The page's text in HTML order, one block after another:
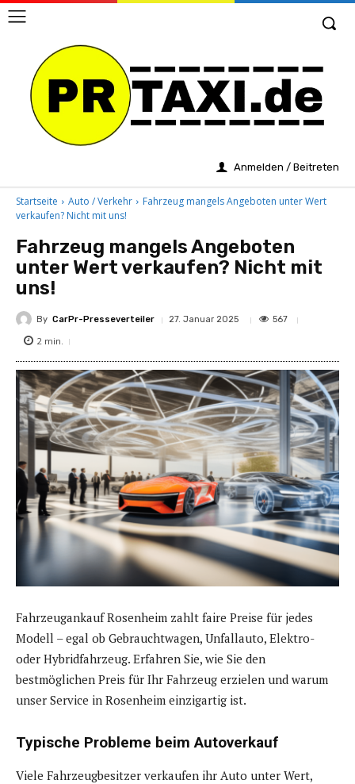
Anmelden / Beitreten
Startseite Auto / Verkehr
Fahrzeug mangels Angeboten unter Wert
verkaufen? Nicht mit uns!
Fahrzeug mangels Angeboten
unter Wert verkaufen? Nicht mit
uns!
By CarPr-Presseverteiler 27. Januar 2025 567
2 min.
Fahrzeugankauf Rosenheim zahlt faire Preise für jedes
Modell – egal ob Gebrauchtwagen, Unfallauto, Elektro-
oder Hybridfahrzeug. Erfahren Sie, wie Sie den
bestmöglichen Preis für Ihr Fahrzeug erzielen und warum
unser Service in Rosenheim einzigartig ist.
Typische Probleme beim Autoverkauf
Viele Fahrzeugbesitzer verkaufen ihr Auto unter Wert,